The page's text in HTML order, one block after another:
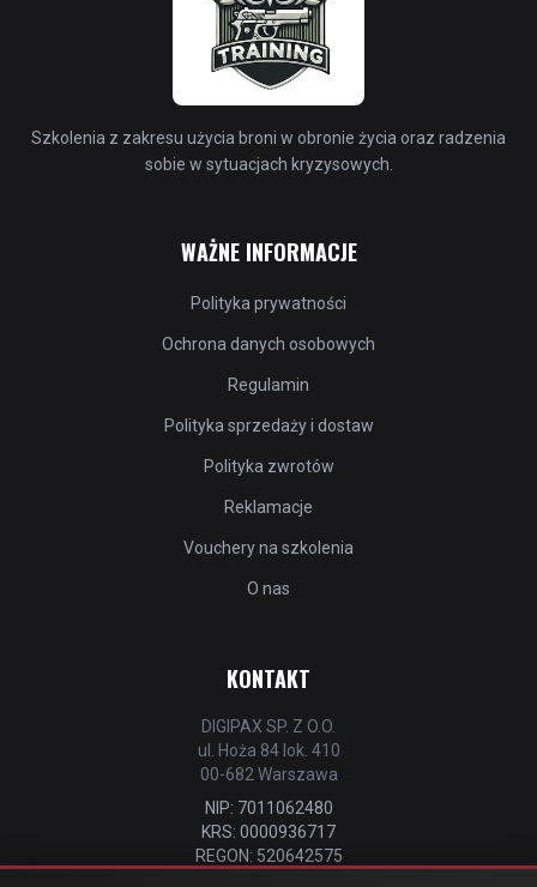
Szkolenia z zakresu użycia broni w obronie życia oraz radzenia
sobie w sytuacjach kryzysowych.
WAŻNE INFORMACJE
Polityka prywatności
Ochrona danych osobowych
Regulamin
Polityka sprzedaży i dostaw
Polityka zwrotów
Reklamacje
Vouchery na szkolenia
O nas
KONTAKT
DIGIPAX SP. Z O.O.
ul. Hoża 84 lok. 410
00-682 Warszawa
NIP: 7011062480
KRS: 0000936717
REGON: 520642575